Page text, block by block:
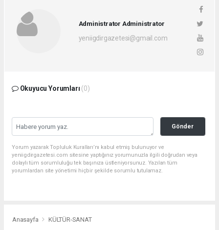
Administrator Administrator
yeniigdirgazetesi@gmail.com
Okuyucu Yorumları (0)
Gönder
Yorum yazarak Topluluk Kuralları’nı kabul etmiş bulunuyor ve
yeniigdirgazetesi.com sitesine yaptığınız yorumunuzla ilgili doğrudan veya
dolaylı tüm sorumluluğu tek başınıza üstleniyorsunuz. Yazılan tüm
yorumlardan site yönetimi hiçbir şekilde sorumlu tutulamaz.
Anasayfa KÜLTÜR-SANAT